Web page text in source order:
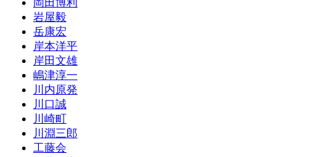
岡田博利
岩屋毅
岳康宏
岸本洋平
岸田文雄
嶋津淳一
川内原発
川口誠
川崎町
川淵三郎
工藤会